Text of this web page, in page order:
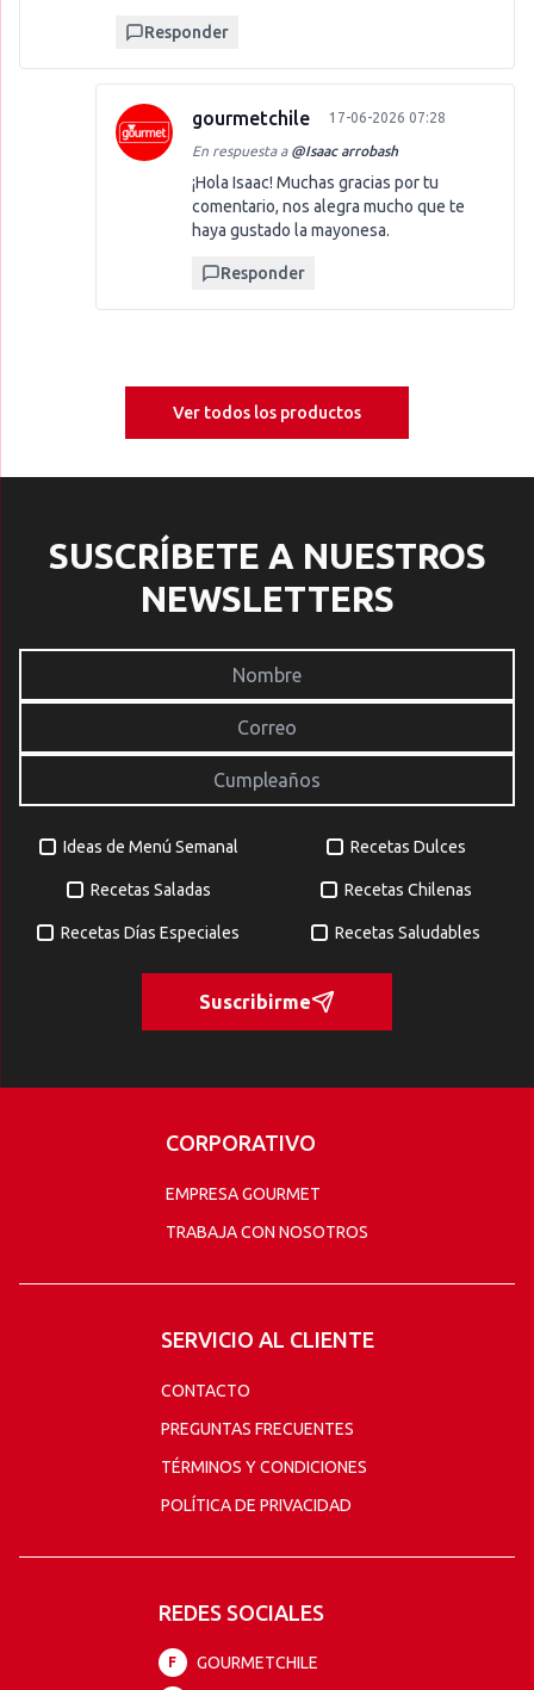
Responder
gourmetchile 17-06-2026 07:28
En respuesta a @Isaac arrobash
¡Hola Isaac! Muchas gracias por tu
comentario, nos alegra mucho que te
haya gustado la mayonesa.
Responder
Ver todos los productos
SUSCRÍBETE A NUESTROS
NEWSLETTERS
Ideas de Menú Semanal Recetas Dulces
Recetas Saladas Recetas Chilenas
Recetas Días Especiales Recetas Saludables
Suscribirme
CORPORATIVO
EMPRESA GOURMET
TRABAJA CON NOSOTROS
SERVICIO AL CLIENTE
CONTACTO
PREGUNTAS FRECUENTES
TÉRMINOS Y CONDICIONES
POLÍTICA DE PRIVACIDAD
REDES SOCIALES
F GOURMETCHILE